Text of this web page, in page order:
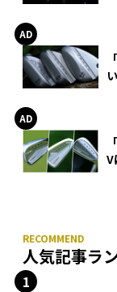
V
人気記事ラ